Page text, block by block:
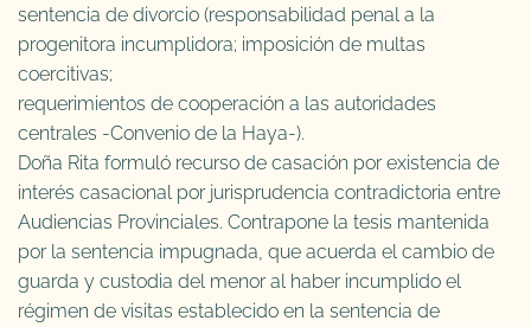
sentencia de divorcio (responsabilidad penal a la
progenitora incumplidora; imposición de multas
coercitivas;
requerimientos de cooperación a las autoridades
centrales -Convenio de la Haya-).
Doña Rita formuló recurso de casación por existencia de
interés casacional por jurisprudencia contradictoria entre
Audiencias Provinciales. Contrapone la tesis mantenida
por la sentencia impugnada, que acuerda el cambio de
guarda y custodia del menor al haber incumplido el
régimen de visitas establecido en la sentencia de